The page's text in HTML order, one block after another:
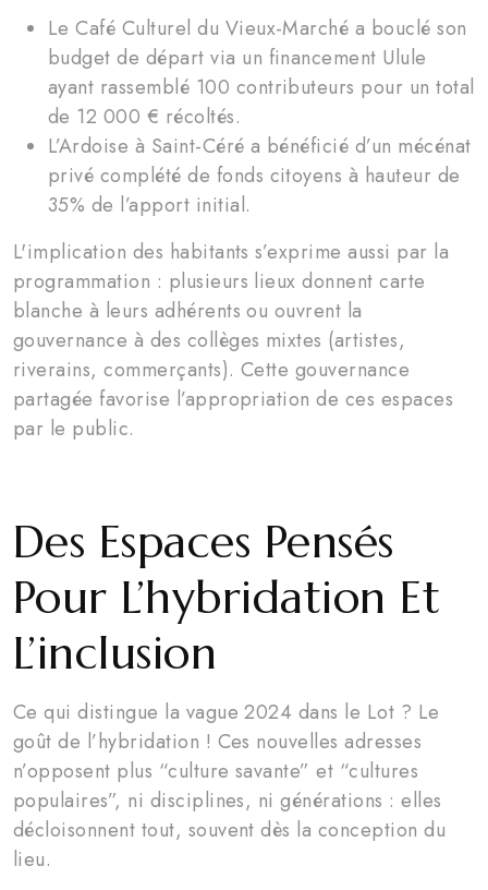
Le Café Culturel du Vieux-Marché a bouclé son
budget de départ via un financement Ulule
ayant rassemblé 100 contributeurs pour un total
de 12 000 € récoltés.
L’Ardoise à Saint-Céré a bénéficié d’un mécénat
privé complété de fonds citoyens à hauteur de
35% de l’apport initial.
L'implication des habitants s’exprime aussi par la
programmation : plusieurs lieux donnent carte
blanche à leurs adhérents ou ouvrent la
gouvernance à des collèges mixtes (artistes,
riverains, commerçants). Cette gouvernance
partagée favorise l’appropriation de ces espaces
par le public.
Des Espaces Pensés
Pour L’hybridation Et
L’inclusion
Ce qui distingue la vague 2024 dans le Lot ? Le
goût de l’hybridation ! Ces nouvelles adresses
n’opposent plus “culture savante” et “cultures
populaires”, ni disciplines, ni générations : elles
décloisonnent tout, souvent dès la conception du
lieu.